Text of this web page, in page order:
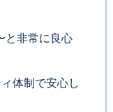
と非常に良心
体制で安心し